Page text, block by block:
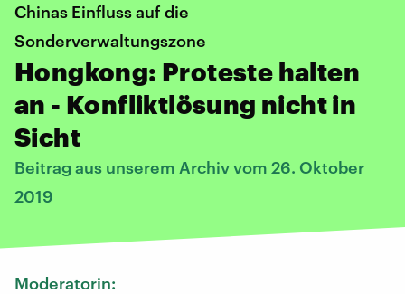
Chinas Einfluss auf die
Sonderverwaltungszone
Hongkong: Proteste halten
an - Konfliktlösung nicht in
Sicht
Beitrag aus unserem Archiv vom 26. Oktober
2019
Moderatorin: